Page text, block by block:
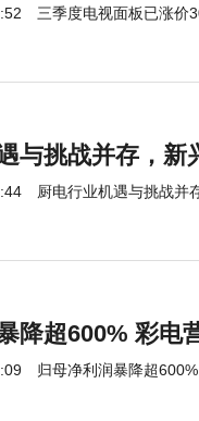
三季度电视面板已涨价
与挑战并存，新
厨电行业机遇与挑战并
降超600% 彩电
归母净利润暴降超